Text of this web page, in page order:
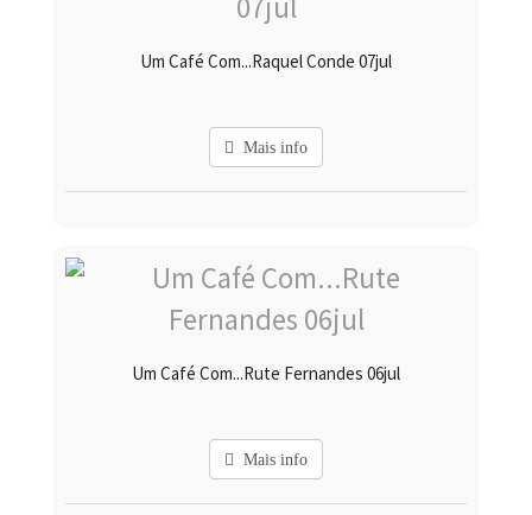
Um Café Com...Raquel Conde 07jul
Mais info
Um Café Com...Rute Fernandes 06jul
Mais info